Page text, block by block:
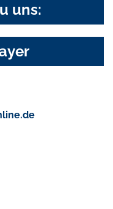
uns: